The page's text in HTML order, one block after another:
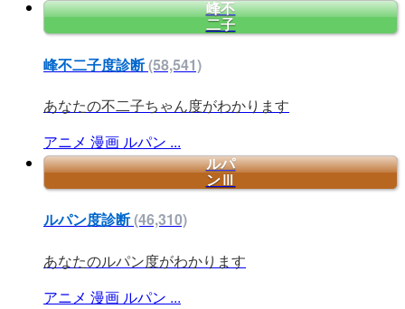
峰不
二子
峰不二子度診断(58,541)
あなたの不二子ちゃん度がわかります
アニメ 漫画 ルパン ...
ルパ
ンⅢ
ルパン度診断(46,310)
あなたのルパン度がわかります
アニメ 漫画 ルパン ...